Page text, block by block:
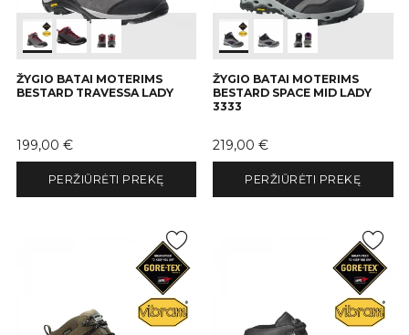
ŽYGIO BATAI MOTERIMS
BESTARD TRAVESSA LADY
Kaina
199,00 €
PERŽIŪRĖTI PREKĘ
ŽYGIO BATAI MOTERIMS
BESTARD SPACE MID LADY
3333
Kaina
219,00 €
PERŽIŪRĖTI PREKĘ